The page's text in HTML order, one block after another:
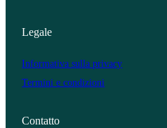
Legale
Informativa sulla privacy
Termini e condizioni
Contatto